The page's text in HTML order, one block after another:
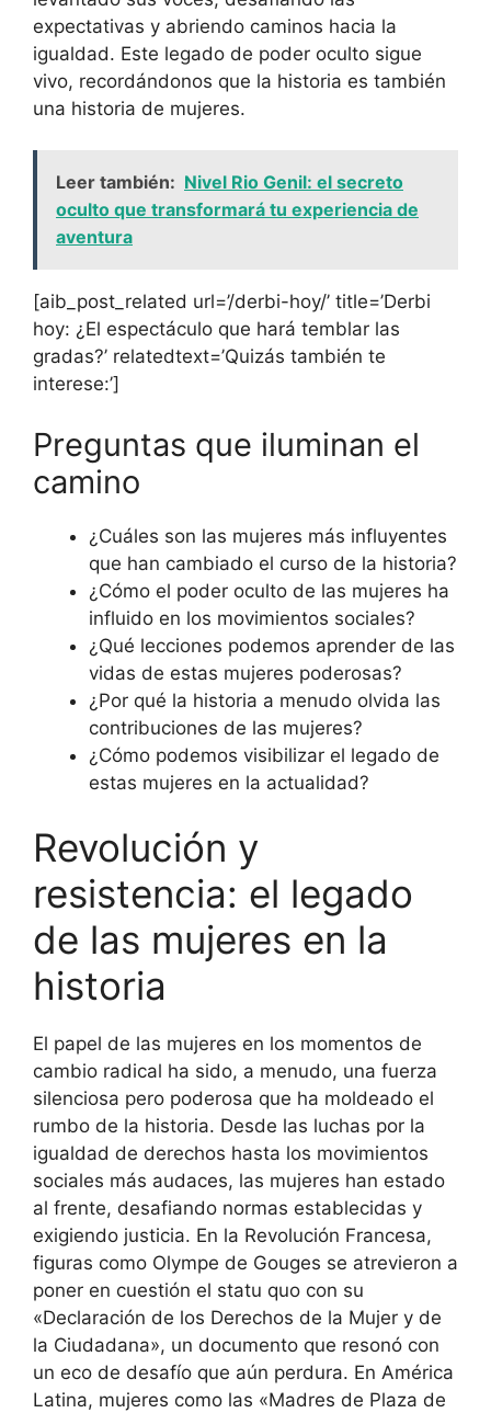
expectativas y abriendo caminos hacia la
igualdad. Este legado de poder oculto sigue
vivo, recordándonos que la historia es también
una historia de mujeres.
Leer también: Nivel Rio Genil: el secreto
oculto que transformará tu experiencia de
aventura
[aib_post_related url=’/derbi-hoy/’ title=’Derbi
hoy: ¿El espectáculo que hará temblar las
gradas?’ relatedtext=’Quizás también te
interese:’]
Preguntas que iluminan el
camino
¿Cuáles son las mujeres más influyentes
que han cambiado el curso de la historia?
¿Cómo el poder oculto de las mujeres ha
influido en los movimientos sociales?
¿Qué lecciones podemos aprender de las
vidas de estas mujeres poderosas?
¿Por qué la historia a menudo olvida las
contribuciones de las mujeres?
¿Cómo podemos visibilizar el legado de
estas mujeres en la actualidad?
Revolución y
resistencia: el legado
de las mujeres en la
historia
El papel de las mujeres en los momentos de
cambio radical ha sido, a menudo, una fuerza
silenciosa pero poderosa que ha moldeado el
rumbo de la historia. Desde las luchas por la
igualdad de derechos hasta los movimientos
sociales más audaces, las mujeres han estado
al frente, desafiando normas establecidas y
exigiendo justicia. En la Revolución Francesa,
figuras como Olympe de Gouges se atrevieron a
poner en cuestión el statu quo con su
«Declaración de los Derechos de la Mujer y de
la Ciudadana», un documento que resonó con
un eco de desafío que aún perdura. En América
Latina, mujeres como las «Madres de Plaza de